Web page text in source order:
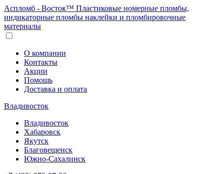
Аспломб - Восток™ Пластиковые номерные пломбы,
индикаторные пломбы наклейки и пломбировочные
материалы
О компании
Контакты
Акции
Помощь
Доставка и оплата
Владивосток
Владивосток
Хабаровск
Якутск
Благовещенск
Южно-Сахалинск